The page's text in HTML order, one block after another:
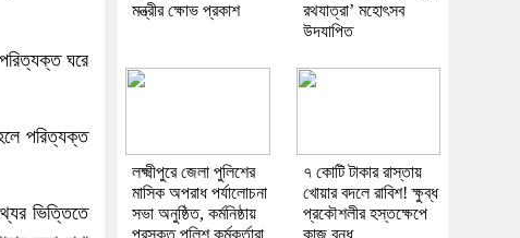
ঘরে
পরিত্যক্ত
ভিত্তিতে
মন্ত্রীর ক্ষোভ প্রকাশ
রথযাত্রা’ মহোৎসব
উদযাপিত
লক্ষ্মীপুরে জেলা পুলিশের
মাসিক অপরাধ পর্যালোচনা
সভা অনুষ্ঠিত, কর্মনিষ্ঠায়
পুরস্কৃত পুলিশ কর্মকর্তারা
৭ কোটি টাকার রাস্তায়
খোয়ার বদলে রাবিশ! ক্ষুব্ধ
প্রকৌশলীর হস্তক্ষেপে
কাজ বন্ধ